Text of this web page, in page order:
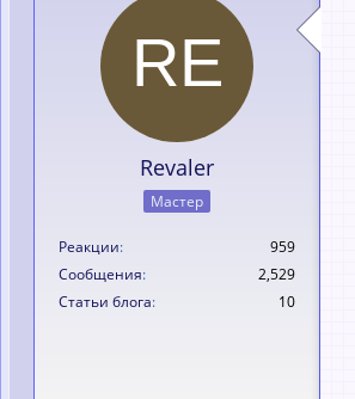
Revaler
Мастер
Реакции
959
Сообщения
2,529
Статьи блога
10